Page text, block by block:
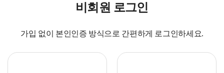
비회원 로그인
가입 없이 본인인증 방식으로 간편하게 로그인하세요.